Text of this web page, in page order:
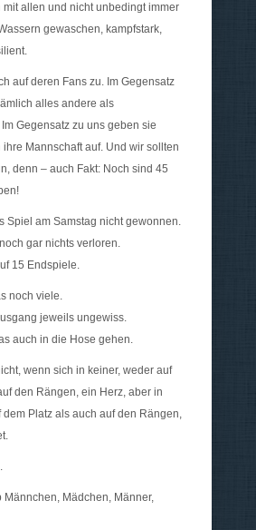
mit allen und nicht unbedingt immer
gewaschen, kampfstark,
auf deren Fans zu. Im Gegensatz
alles andere als
Gegensatz zu uns geben sie
Mannschaft auf. Und wir sollten
denn – auch Fakt: Noch sind 45
Spiel am Samstag nicht gewonnen.
gar nichts verloren.
15 Endspiele.
noch viele.
jeweils ungewiss.
auch in die Hose gehen.
wenn sich in keiner, weder auf
den Rängen, ein Herz, aber in
dem Platz als auch auf den Rängen,
Männchen, Mädchen, Männer,